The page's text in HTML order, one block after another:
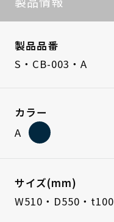
製品品番
S・CB-003・A
カラー
A
サイズ(mm)
W510・D550・t100